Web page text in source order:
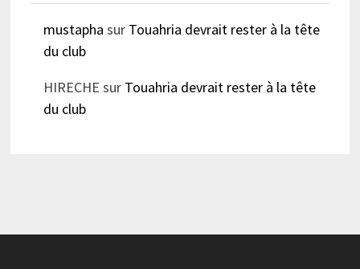
mustapha sur Touahria devrait rester à la tête
du club
HIRECHE sur Touahria devrait rester à la tête
du club